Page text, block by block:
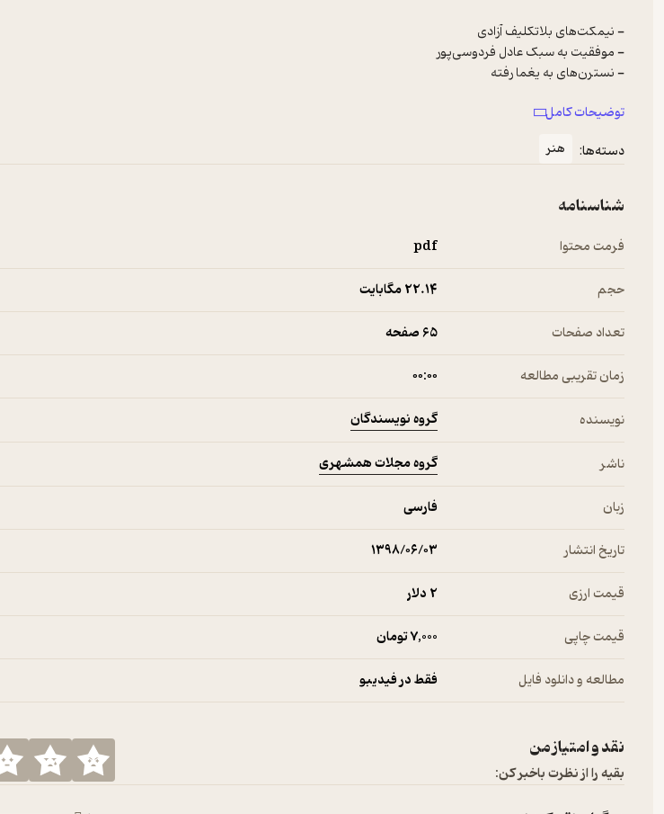
- دعوت به یک کنسرت کاغذی
توضیحات کامل
دسته‌ها:
هنر
شناسنامه
فرمت محتوا pdf
حجم 22.۱۴ مگابایت
تعداد صفحات 65 صفحه
زمان تقریبی مطالعه ۰۰:۰۰
نویسنده گروه نویسندگان
ناشر گروه مجلات همشهری
زبان فارسی
تاریخ انتشار ۱۳۹۸/۰۶/۰۳
قیمت ارزی 2 دلار
قیمت چاپی 7,000 تومان
مطالعه و دانلود فایل فقط در فیدیبو
نقد و امتیاز من
بقیه را از نظرت باخبر کن: